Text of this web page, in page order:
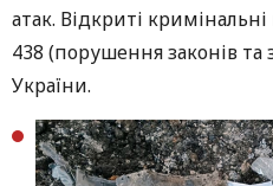
атак. Відкриті
438 (порушення законів та
України.